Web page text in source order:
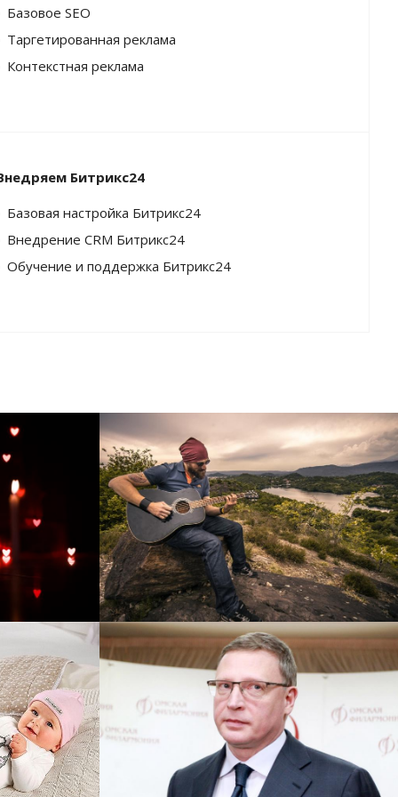
Базовое SEO
Таргетированная реклама
Контекстная реклама
Битрикс24
Базовая настройка Битрикс24
Внедрение CRM Битрикс24
Обучение и поддержка Битрикс24
Перевод интернет-магазина
Guitaramania.ru на 1С-
Битрикс
Смотреть проект
Сайт кандидата в
губернаторы Буркова
Александра Леонидовича